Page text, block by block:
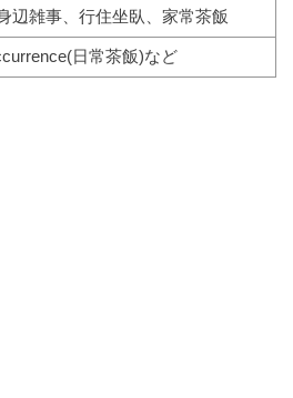
辺雑事、行住坐臥、家常茶飯
日常茶飯)など